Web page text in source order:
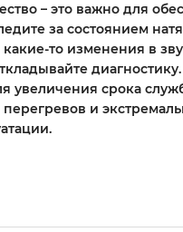
– это важно для
за состоянием
то изменения в
увеличения срока
перегревов и